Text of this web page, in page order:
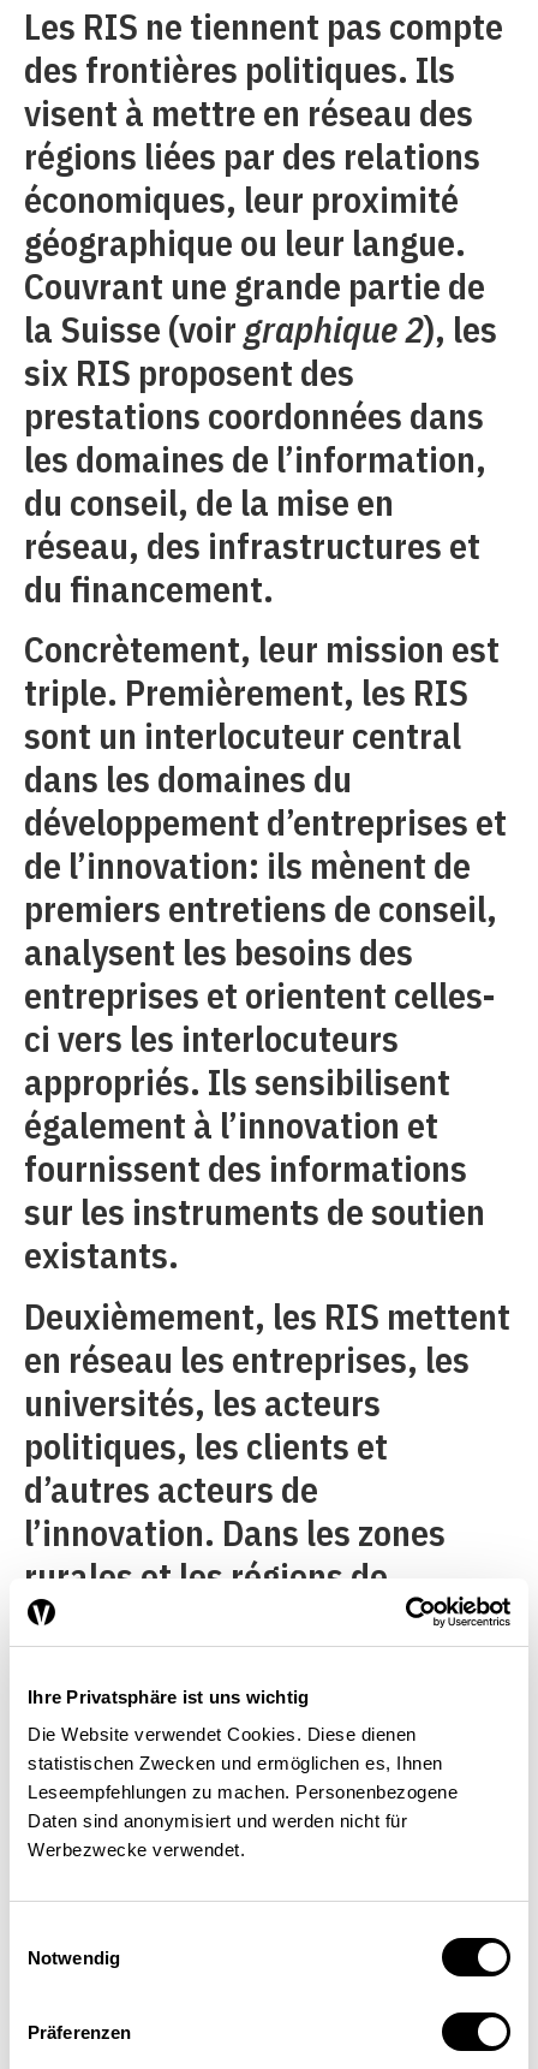
Ihre Privatsphäre ist uns wichtig
Die Website verwendet Cookies. Diese dienen
statistischen Zwecken und ermöglichen es, Ihnen
Leseempfehlungen zu machen. Personenbezogene
Daten sind anonymisiert und werden nicht für
Werbezwecke verwendet.
Notwendig
Präferenzen
Les RIS ne tiennent pas compte
des frontières politiques. Ils
visent à mettre en réseau des
régions liées par des relations
économiques, leur proximité
géographique ou leur langue.
Couvrant une grande partie de
la Suisse (voir graphique 2), les
six RIS proposent des
prestations coordonnées dans
les domaines de l’information,
du conseil, de la mise en
réseau, des infrastructures et
du financement.
Concrètement, leur mission est
triple. Premièrement, les RIS
sont un interlocuteur central
dans les domaines du
développement d’entreprises et
de l’innovation: ils mènent de
premiers entretiens de conseil,
analysent les besoins des
entreprises et orientent celles-
ci vers les interlocuteurs
appropriés. Ils sensibilisent
également à l’innovation et
fournissent des informations
sur les instruments de soutien
existants.
Deuxièmement, les RIS mettent
en réseau les entreprises, les
universités, les acteurs
politiques, les clients et
d’autres acteurs de
l’innovation. Dans les zones
rurales et les régions de
montagne, ils lancent des
manifestations et des
plateformes thématiques afin
d’encourager l’innovation et le
transfert de connaissances
entre les acteurs. Citons
programme d’accélération pour
démarrent et les esprits